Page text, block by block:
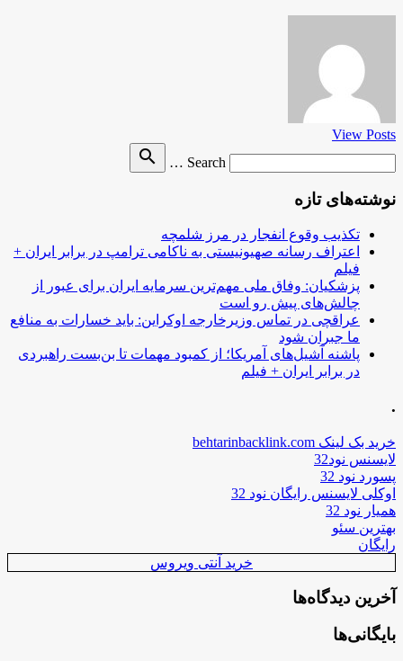
View Posts
Search …
search
نوشته‌های تازه
تکذیب وقوع انفجار در مرز شلمچه
اعتراف رسانه صهیونیستی به ناکامی ترامپ در برابر ایران +
فیلم
پزشکیان: وفاق ملی مهم‌ترین سرمایه ایران برای عبور از
چالش‌های پیش رو است
عراقچی در تماس وزیرخارجه اوکراین: باید خسارات به منافع
ما جبران شود
پاشنه آشیل‌های آمریکا؛ از کمبود مهمات تا بن‌بست راهبردی
در برابر ایران + فیلم
.
خرید بک لینک behtarinbacklink.com
لایسنس نود32
پسورد نود 32
اوکلی لایسنس رایگان نود 32
همیار نود 32
بهترین سئو
رایگان
خرید آنتی ویروس
آخرین دیدگاه‌ها
بایگانی‌ها